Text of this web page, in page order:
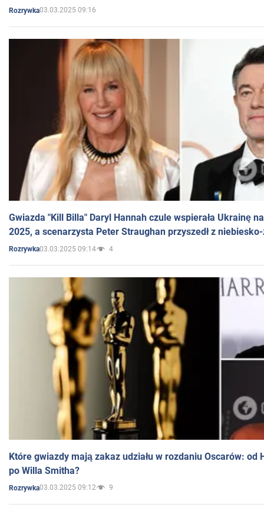
Rozrywka03.03.2025 09:16
Gwiazda "Kill Billa" Daryl Hannah czule wspierała Ukrainę
2025, a scenarzysta Peter Straughan przyszedł z
Rozrywka03.03.2025 09:14 4
Które gwiazdy mają zakaz udziału w rozdaniu Oscarów: od
po Willa Smitha?
Rozrywka03.03.2025 09:12 9